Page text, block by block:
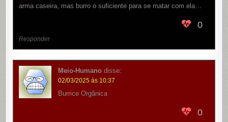
arma caseira, mas burro o suficiente para se matar com ela…
0
Responder
Meio-Humano disse:
02/03/2025 às 10:37
Burrice Orgânica
0